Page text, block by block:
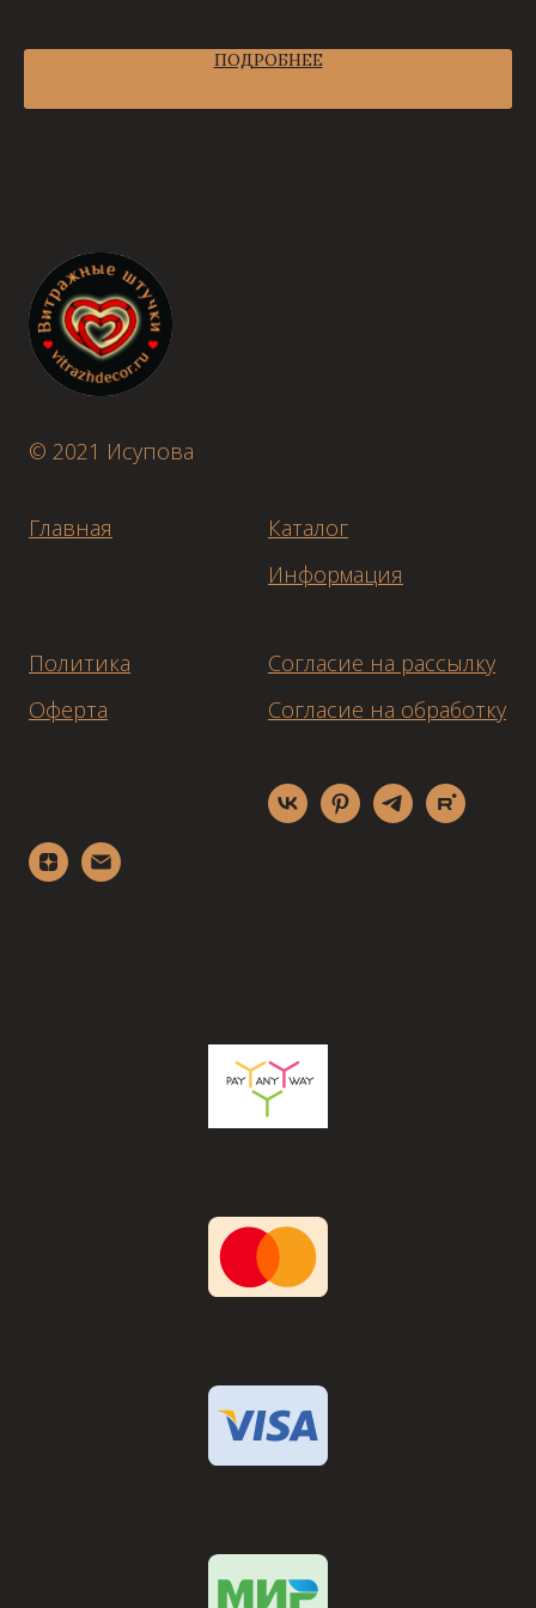
ПОДРОБНЕЕ
© 2021 Исупова
Главная
Каталог
Информация
Политика
Оферта
Согласие на рассылку
Согласие на обработку